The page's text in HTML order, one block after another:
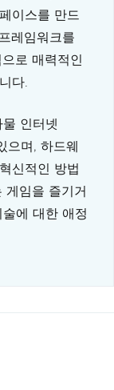
이스를 만드
레임워크를
로 매력적인
다.
인터넷
으며, 하드웨
신적인 방법
게임을 즐기거
에 대한 애정